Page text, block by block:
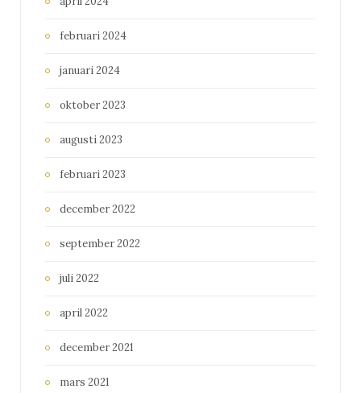
februari 2024
januari 2024
oktober 2023
augusti 2023
februari 2023
december 2022
september 2022
juli 2022
april 2022
december 2021
mars 2021